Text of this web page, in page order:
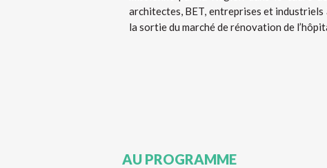
architectes, BET, entreprises et
la sortie du marché de rénovation de
AU PROGRAMME